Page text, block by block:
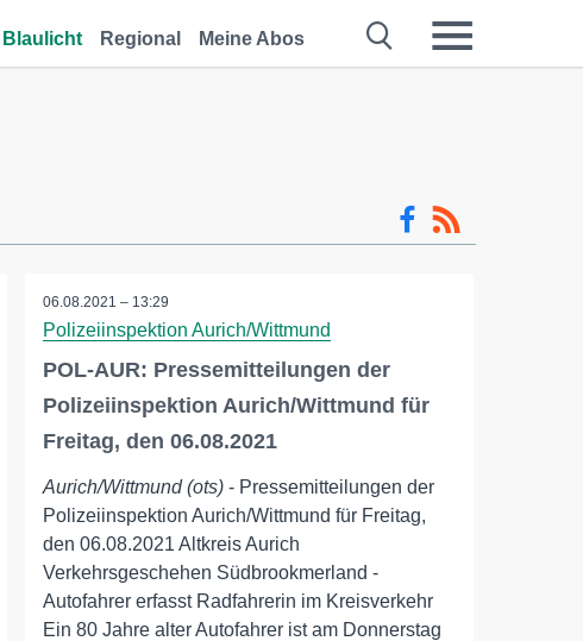
Blaulicht Regional Meine Abos
06.08.2021 – 13:29
Polizeiinspektion Aurich/Wittmund
POL-AUR: Pressemitteilungen der
Polizeiinspektion Aurich/Wittmund für
Freitag, den 06.08.2021
Aurich/Wittmund (ots) - Pressemitteilungen der
Polizeiinspektion Aurich/Wittmund für Freitag,
den 06.08.2021 Altkreis Aurich
Verkehrsgeschehen Südbrookmerland -
Autofahrer erfasst Radfahrerin im Kreisverkehr
Ein 80 Jahre alter Autofahrer ist am Donnerstag